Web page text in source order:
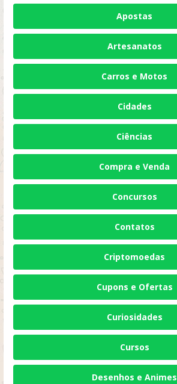
Apostas
Artesanatos
Carros e Motos
Cidades
Ciências
Compra e Venda
Concursos
Contatos
Criptomoedas
Cupons e Ofertas
Curiosidades
Cursos
Desenhos e Animes